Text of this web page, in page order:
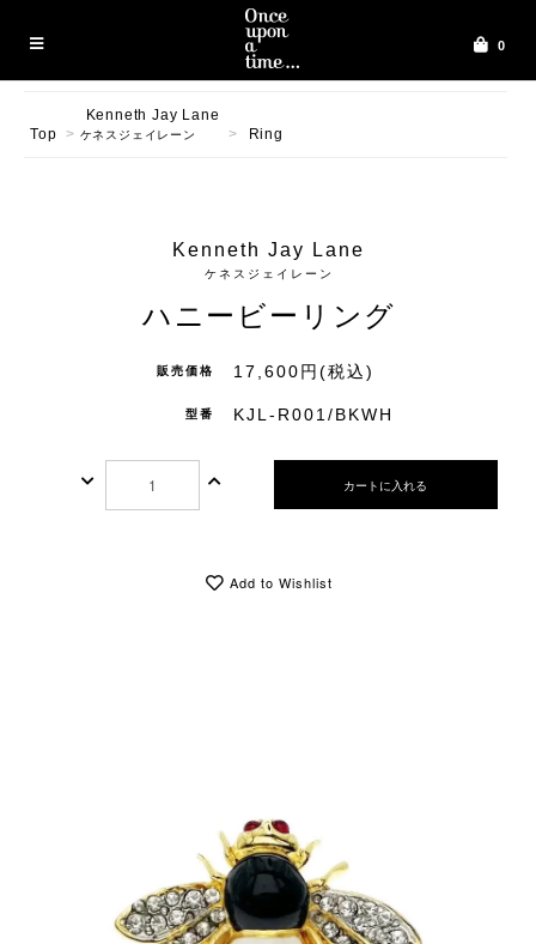
0
Top >
Kenneth Jay Lane
ケネスジェイレーン > Ring
Kenneth Jay Lane
ケネスジェイレーン
ハニービーリング
販売価格 17,600円(税込)
型番 KJL-R001/BKWH
カートに入れる
Add to Wishlist